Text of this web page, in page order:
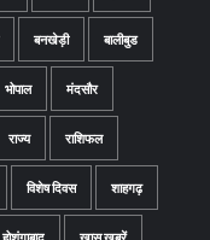
बनखेड़ी बालीबुड
भोपाल मंदसौर
राज्य राशिफल
विशेष दिवस शाहगढ़